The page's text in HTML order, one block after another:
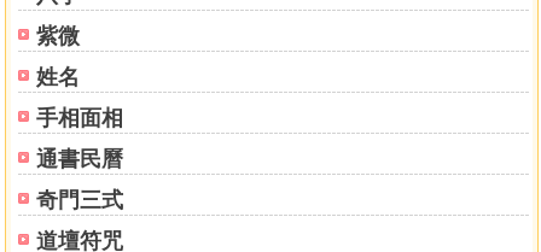
紫微
姓名
手相面相
通書民曆
奇門三式
道壇符咒